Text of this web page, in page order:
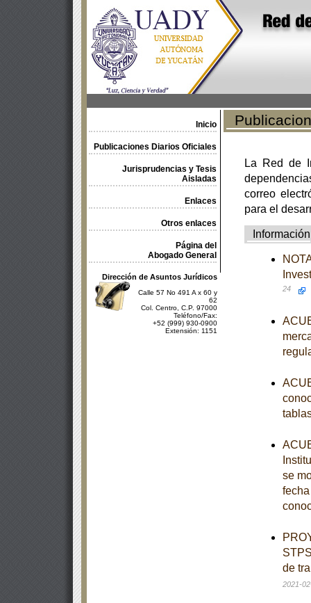
Inicio
Publicaciones Diarios Oficiales
Jurisprudencias y Tesis
Aisladas
Enlaces
Otros enlaces
Página del
Abogado General
Dirección de Asuntos Jurídicos
Calle 57 No 491 A x 60 y
62
Col. Centro, C.P. 97000
Teléfono/Fax:
+52 (999) 930-0900
Extensión: 1151
La Red de
correo
para el
Información
24
se
de
2021-